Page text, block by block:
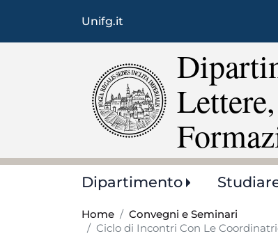
Unifg.it
Main
navigation
Dipartimento
Home
Convegni e Seminari
Ciclo di Incontri Con Le